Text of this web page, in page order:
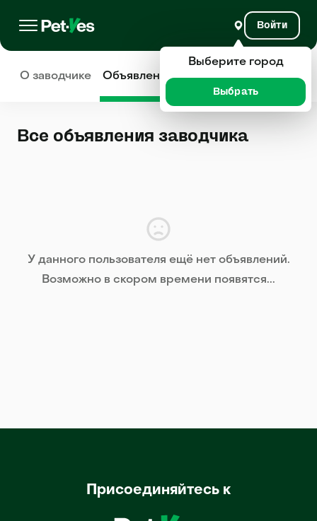
Войти
О заводчике Объявления Отзывы
Все объявления заводчика
У данного пользователя ещё нет объявлений.
Возможно в скором времени появятся...
Присоединяйтесь к
Выберите город
Выбрать